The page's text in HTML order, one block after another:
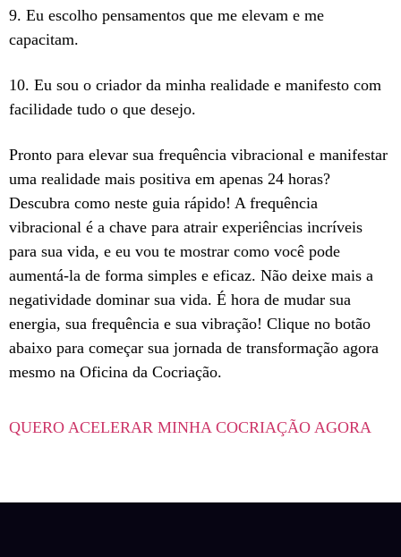
9. Eu escolho pensamentos que me elevam e me
capacitam.
10. Eu sou o criador da minha realidade e manifesto com
facilidade tudo o que desejo.
Pronto para elevar sua frequência vibracional e manifestar
uma realidade mais positiva em apenas 24 horas?
Descubra como neste guia rápido! A frequência
vibracional é a chave para atrair experiências incríveis
para sua vida, e eu vou te mostrar como você pode
aumentá-la de forma simples e eficaz. Não deixe mais a
negatividade dominar sua vida. É hora de mudar sua
energia, sua frequência e sua vibração! Clique no botão
abaixo para começar sua jornada de transformação agora
mesmo na Oficina da Cocriação.
QUERO ACELERAR MINHA COCRIAÇÃO AGORA